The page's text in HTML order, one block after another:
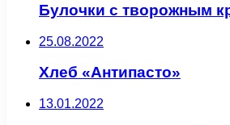
Булочки с творожным
25.08.2022
Хлеб «Антипасто»
13.01.2022